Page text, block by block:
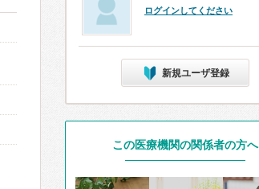
ログインしてください
新規ユーザ登録
この医療機関の関係者の方へ